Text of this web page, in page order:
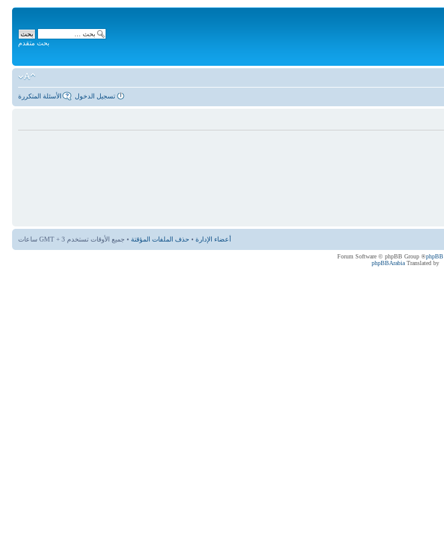
بحث متقدم
الأسئلة المتكررة تسجيل الدخول
أعضاء الإدارة • حذف الملفات المؤقتة • جميع الأوقات تستخدم GMT + 3 ساعات
phpBB
® Forum Software © phpBB Group
Translated by
phpBBArabia